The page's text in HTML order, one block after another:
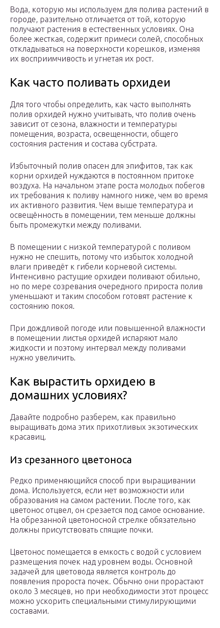
Вода, которую мы используем для полива растений в
городе, разительно отличается от той, которую
получают растения в естественных условиях. Она
более жесткая, содержит примеси солей, способных
откладываться на поверхности корешков, изменяя
их восприимчивость и угнетая их рост.
Как часто поливать орхидеи
Для того чтобы определить, как часто выполнять
полив орхидей нужно учитывать, что полив очень
зависит от сезона, влажности и температуры
помещения, возраста, освещенности, общего
состояния растения и состава субстрата.
Избыточный полив опасен для эпифитов, так как
корни орхидей нуждаются в постоянном притоке
воздуха. На начальном этапе роста молодых побегов
их требования к поливу намного ниже, чем во время
их активного развития. Чем выше температура и
освещённость в помещении, тем меньше должны
быть промежутки между поливами.
В помещении с низкой температурой с поливом
нужно не спешить, потому что избыток холодной
влаги приведёт к гибели корневой системы.
Интенсивно растущие орхидеи поливают обильно,
но по мере созревания очередного прироста полив
уменьшают и таким способом готовят растение к
состоянию покоя.
При дождливой погоде или повышенной влажности
в помещении листья орхидей испаряют мало
жидкости и поэтому интервал между поливами
нужно увеличить.
Как вырастить орхидею в
домашних условиях?
Давайте подробно разберем, как правильно
выращивать дома этих прихотливых экзотических
красавиц.
Из срезанного цветоноса
Редко применяющийся способ при выращивании
дома. Используется, если нет возможности или
образования на самом растении. После того, как
цветонос отцвел, он срезается под самое основание.
На обрезанной цветоносной стрелке обязательно
должны присутствовать спящие почки.
Цветонос помещается в емкость с водой с условием
размещения почек над уровнем воды. Основной
задачей для цветовода является контроль до
появления пророста почек. Обычно они прорастают
около 3 месяцев, но при необходимости этот процесс
можно ускорить специальными стимулирующими
составами.